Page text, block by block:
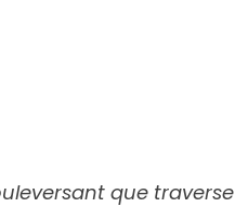
que traverse